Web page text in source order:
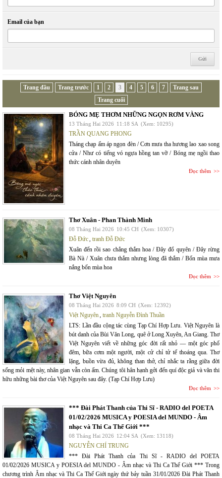
Email của bạn
Trang đầu Trang trước 1 2 3 4 5 6 7
Trang sau
Trang cuối
BÓNG MẸ THƠM NHỮNG NGỌN RƠM VÀNG
13 Tháng Hai 2026 11:18 SA (Xem: 10295)
TRẦN QUANG PHONG
Tháng chạp ấm áp ngọn đèn / Cơn mưa tha hương lao xao song
cửa / Như có tiếng vó ngựa hồng tan vỡ / Bóng mẹ ngồi thao
thức cánh nhân duyên
Đọc thêm
Thơ Xuân - Phan Thành Minh
08 Tháng Hai 2026 10:45 CH (Xem: 10307)
Đỗ Đức, tranh Đỗ Đức
Xuân đến rồi sao chẳng thắm hoa / Đây đổ quyên / Đây rừng
Bà Nà / Xuân chưa thắm nhưng lòng đã thắm / Bốn mùa mưa
nắng bốn mùa hoa
Đọc thêm
Thơ Việt Nguyên
08 Tháng Hai 2026 8:09 CH (Xem: 12392)
Việt Nguyên, tranh Nguyễn Đình Thuần
LTS: Lần đầu cộng tác cùng Tạp Chí Hợp Lưu. Việt Nguyên là
bút danh của Bùi Văn Long, quê ở Long Xuyên, An Giang. Thơ
Việt Nguyên viết về những góc đời rất nhỏ — một góc phố
đêm, bữa cơm một người, một cử chỉ tử tế thoáng qua. Thơ
lặng, buồn vừa đủ, không than thở, chỉ nhắc ta rằng giữa đời
sống mỏi mệt này, nhân gian vẫn còn ấm. Chúng tôi hân hạnh gởi đến quí độc giả và văn thi
hữu những bài thơ của Việt Nguyên sau đây. (Tạp Chí Hợp Lưu)
Đọc thêm
*** Đài Phát Thanh của Thi Sĩ - RADIO del POETA
01/02/2026 MUSICA y POESIA del MUNDO - Âm
nhạc và Thi Ca Thế Giới ***
08 Tháng Hai 2026 12:04 SA (Xem: 13118)
NGUYỄN CHÍ TRUNG
*** Đài Phát Thanh của Thi Sĩ - RADIO del POETA
01/02/2026 MUSICA y POESIA del MUNDO - Âm nhạc và Thi Ca Thế Giới *** Trong
chương trình Âm nhạc và Thi Ca Thế Giới ngày thứ bảy tuần 31/01/2026 Đài Phát Thanh